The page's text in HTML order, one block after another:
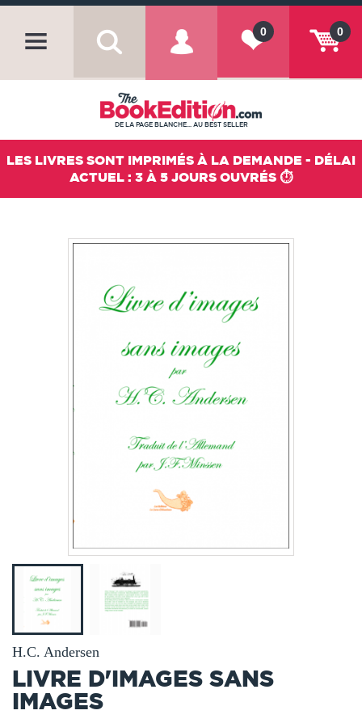
0
0
DE LA PAGE BLANCHE... AU BEST SELLER
LES LIVRES SONT IMPRIMÉS À LA DEMANDE - DÉLAI
ACTUEL : 3 À 5 JOURS OUVRÉS ⏱️
H.C. Andersen
LIVRE D'IMAGES SANS
IMAGES